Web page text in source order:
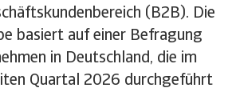
(B2B). Die
basiert auf einer Befragung
in Deutschland, die im
Quartal 2026 durchgeführt